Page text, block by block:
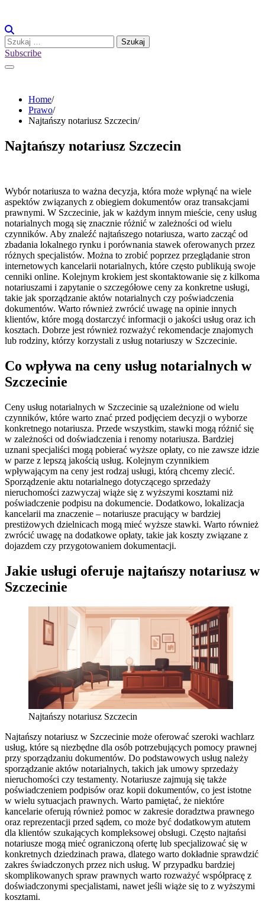
content
Szukaj:
Subscribe
Home
Prawo
Najtańszy notariusz Szczecin
Najtańszy notariusz Szczecin
Wybór notariusza to ważna decyzja, która może wpłynąć na wiele
aspektów związanych z obiegiem dokumentów oraz transakcjami
prawnymi. W Szczecinie, jak w każdym innym mieście, ceny usług
notarialnych mogą się znacznie różnić w zależności od wielu
czynników. Aby znaleźć najtańszego notariusza, warto zacząć od
zbadania lokalnego rynku i porównania stawek oferowanych przez
różnych specjalistów. Można to zrobić poprzez przeglądanie stron
internetowych kancelarii notarialnych, które często publikują swoje
cenniki online. Kolejnym krokiem jest skontaktowanie się z kilkoma
notariuszami i zapytanie o szczegółowe ceny za konkretne usługi,
takie jak sporządzanie aktów notarialnych czy poświadczenia
dokumentów. Warto również zwrócić uwagę na opinie innych
klientów, które mogą dostarczyć informacji o jakości usług oraz ich
kosztach. Dobrze jest również rozważyć rekomendacje znajomych
lub rodziny, którzy korzystali z usług notariuszy w Szczecinie.
Co wpływa na ceny usług notarialnych w
Szczecinie
Ceny usług notarialnych w Szczecinie są uzależnione od wielu
czynników, które warto znać przed podjęciem decyzji o wyborze
konkretnego notariusza. Przede wszystkim, stawki mogą różnić się
w zależności od doświadczenia i renomy notariusza. Bardziej
uznani specjaliści mogą pobierać wyższe opłaty, co nie zawsze idzie
w parze z lepszą jakością usług. Kolejnym czynnikiem
wpływającym na ceny jest rodzaj usługi, którą chcemy zlecić.
Sporządzenie aktu notarialnego dotyczącego sprzedaży
nieruchomości zazwyczaj wiąże się z wyższymi kosztami niż
poświadczenie podpisu na dokumencie. Dodatkowo, lokalizacja
kancelarii ma znaczenie – notariusze pracujący w bardziej
prestiżowych dzielnicach mogą mieć wyższe stawki. Warto również
zwrócić uwagę na dodatkowe opłaty, takie jak koszty związane z
dojazdem czy przygotowaniem dokumentacji.
Jakie usługi oferuje najtańszy notariusz w
Szczecinie
Najtańszy notariusz Szczecin
Najtańszy notariusz w Szczecinie może oferować szeroki wachlarz
usług, które są niezbędne dla osób potrzebujących pomocy prawnej
przy sporządzaniu dokumentów. Do podstawowych usług należy
sporządzanie aktów notarialnych, takich jak umowy sprzedaży
nieruchomości czy testamenty. Notariusze zajmują się także
poświadczeniem podpisów oraz kopii dokumentów, co jest istotne
w wielu sytuacjach prawnych. Warto pamiętać, że niektóre
kancelarie oferują również pomoc w zakresie doradztwa prawnego
oraz reprezentacji przed sądem, co może być dodatkowym atutem
dla klientów szukających kompleksowej obsługi. Często najtańsi
notariusze mogą mieć ograniczoną ofertę lub specjalizować się w
konkretnych dziedzinach prawa, dlatego warto dokładnie sprawdzić
zakres świadczonych przez nich usług. W przypadku bardziej
skomplikowanych spraw prawnych warto rozważyć współpracę z
doświadczonymi specjalistami, nawet jeśli wiąże się to z wyższymi
kosztami.